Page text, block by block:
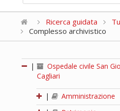
Ricerca guidata
Complesso archivistico
|
Ospedale civile San
Cagliari
|
Amministrazione